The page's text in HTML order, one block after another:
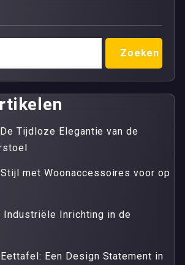
Zoeken
Tijdloze Elegantie van de
met Woonaccessoires voor op
Industriële Inrichting in de
Een Design Statement in